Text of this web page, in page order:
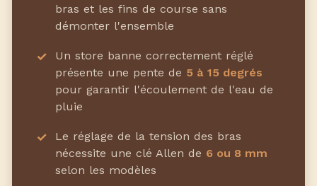
bras et les fins de course sans
démonter l'ensemble
Un store banne correctement réglé
présente une pente de 5 à 15 degrés
pour garantir l'écoulement de l'eau de
pluie
Le réglage de la tension des bras
nécessite une clé Allen de 6 ou 8 mm
selon les modèles